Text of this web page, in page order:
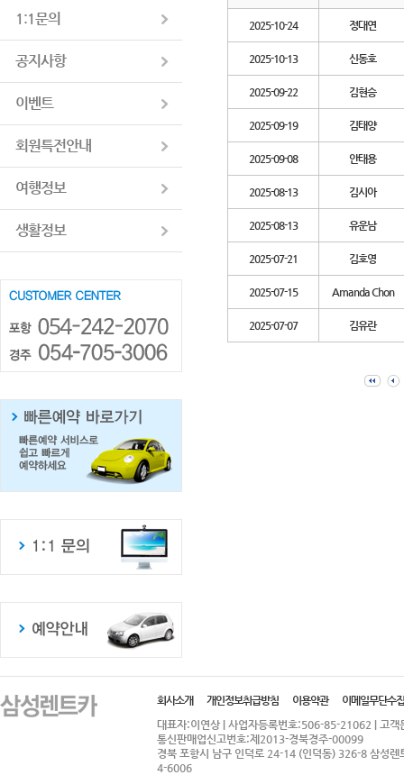
1:1문의
공지사항
이벤트
회원특전안내
여행정보
생활정보
2025-10-24 정대연
2025-10-13 신동호
2025-09-22 김현승
2025-09-19 김태양
2025-09-08 안태용
2025-08-13 김시아
2025-08-13 유운남
2025-07-21 김호영
2025-07-15 Amanda Chon
2025-07-07 김유란
회사소개 개인정보취급방침 이용약관
이메일무단수
대표자:이연상 | 사업자등록번호:506-85-21062 | 고
통신판매업신고번호:제2013-경북경주-00099
경북 포항시 남구 인덕로 24-14 (인덕동) 326-8 삼성
4-6006